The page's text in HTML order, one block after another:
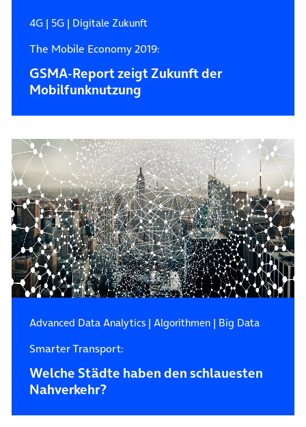
4G| 5G| Digitale Zukunft
The Mobile Economy 2019:
GSMA-Report zeigt Zukunft der
Mobilfunknutzung
Advanced Data Analytics| Algorithmen| Big Data
Smarter Transport:
Welche Städte haben den schlauesten
Nahverkehr?